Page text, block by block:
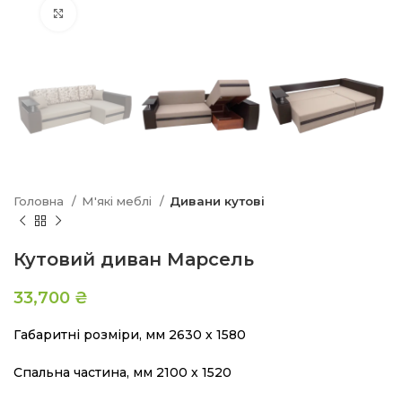
Головна М'які меблі Дивани кутові
Кутовий диван Марсель
33,700 ₴
Габаритні розміри, мм 2630 х 1580
Спальна частина, мм 2100 х 1520